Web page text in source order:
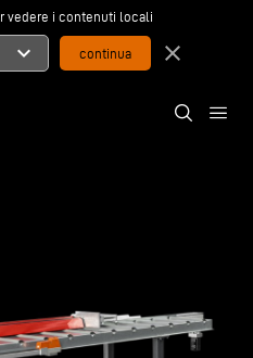
vedere i contenuti locali
expand_more close